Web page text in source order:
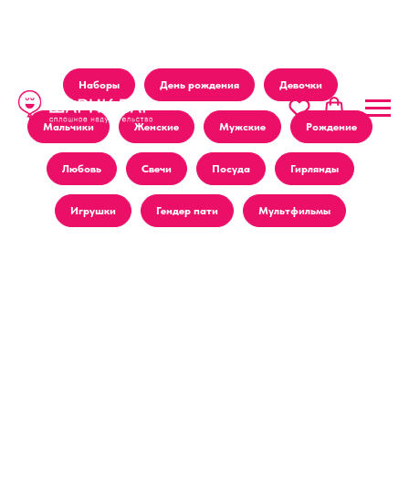
Наборы День рождения Девочки
Мальчики Женские Мужские Рождение
Любовь Свечи Посуда Гирлянды
Игрушки Гендер пати Мультфильмы